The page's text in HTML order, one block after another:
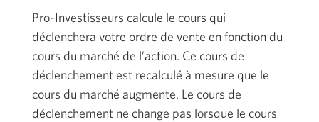
Pro-Investisseurs calcule le cours qui
déclenchera votre ordre de vente en fonction du
cours du marché de l’action. Ce cours de
déclenchement est recalculé à mesure que le
cours du marché augmente. Le cours de
déclenchement ne change pas lorsque le cours